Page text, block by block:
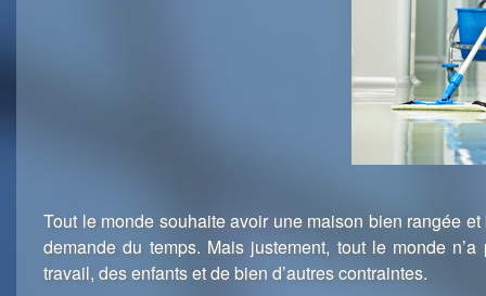
Tout le monde souhaite avoir une maison bien rangée
demande du temps. Mais justement, tout le monde
travail, des enfants et de bien d’autres contraintes.